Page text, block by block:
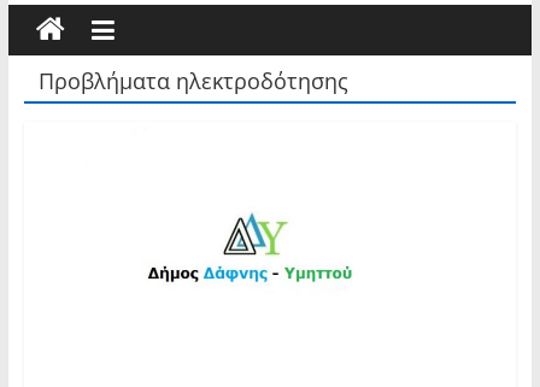
Προβλήματα ηλεκτροδότησης